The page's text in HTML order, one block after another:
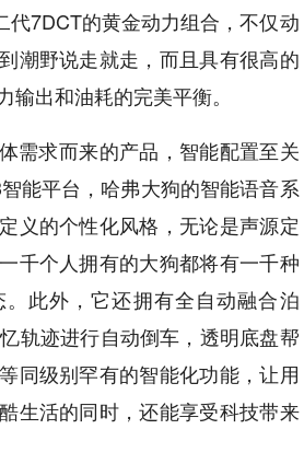
代7DCT的黄金动力组合，不仅动
潮野说走就走，而且具有很高的
出和油耗的完美平衡。
需求而来的产品，智能配置至关
能平台，哈弗大狗的智能语音系
义的个性化风格，无论是声源定
千个人拥有的大狗都将有一千种
此外，它还拥有全自动融合泊
轨迹进行自动倒车，透明底盘帮
同级别罕有的智能化功能，让用
生活的同时，还能享受科技带来